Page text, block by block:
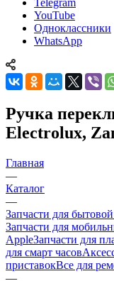
YouTube
Одноклассники
WhatsApp
Electrolux,
—
Каталог
—
Запчасти для бытовой
Запчасти для
AppleЗапчасти для
для смарт часов
приставокВсе для
—